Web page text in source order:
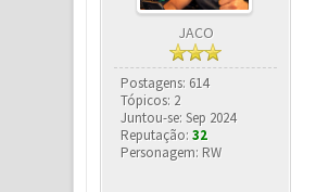
JACO
Postagens: 614
Tópicos: 2
Juntou-se: Sep 2024
Reputação:32
Personagem: RW